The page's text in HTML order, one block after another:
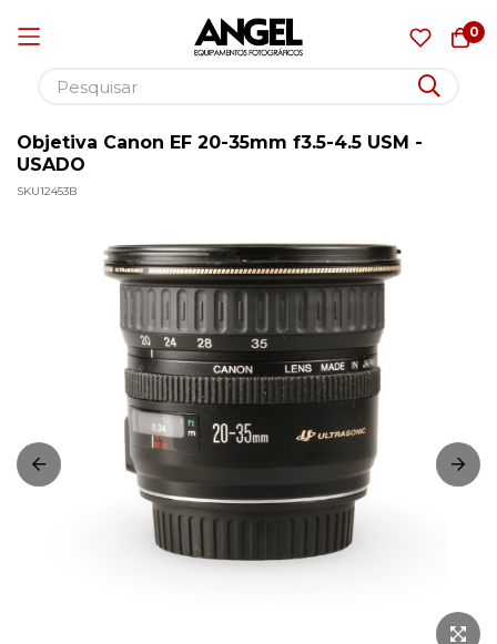
0
Pular
para
o
Objetiva Canon EF 20-35mm f3.5-4.5 USM -
USADO
SKU12453B